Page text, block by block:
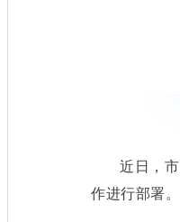
近日，
作进行部署